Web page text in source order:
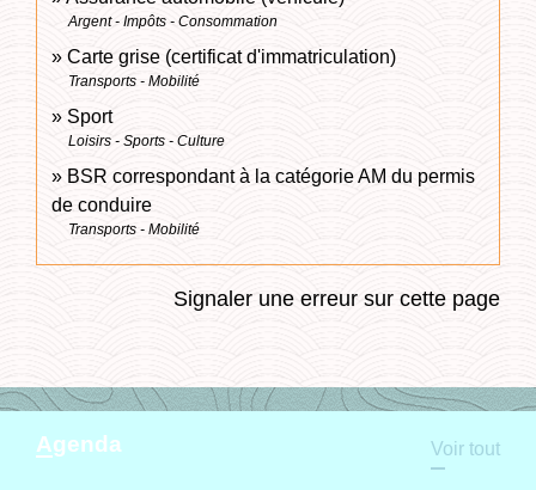
Argent - Impôts - Consommation
Carte grise (certificat d'immatriculation)
Transports - Mobilité
Sport
Loisirs - Sports - Culture
BSR correspondant à la catégorie AM du permis
de conduire
Transports - Mobilité
Signaler une erreur sur cette page
Agenda Voir tout